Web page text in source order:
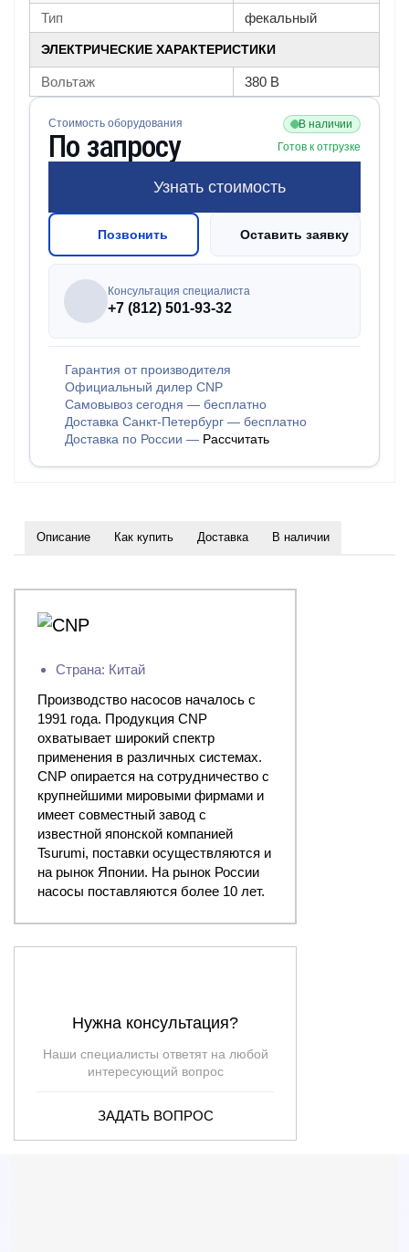
Тип
фекальный
ЭЛЕКТРИЧЕСКИЕ ХАРАКТЕРИСТИКИ
Вольтаж 380 В
Стоимость оборудования
По запросу
В наличии
Готов к отгрузке
Узнать стоимость
Позвонить Оставить заявку
Консультация специалиста
+7 (812) 501-93-32
Гарантия от производителя
Официальный дилер CNP
Самовывоз сегодня — бесплатно
Доставка Санкт-Петербург — бесплатно
Доставка по России — Рассчитать
Описание Как купить Доставка В наличии
Страна: Китай
Производство насосов началось с
1991 года. Продукция CNP
охватывает широкий спектр
применения в различных системах.
CNP опирается на сотрудничество с
крупнейшими мировыми фирмами и
имеет совместный завод с
известной японской компанией
Tsurumi, поставки осуществляются и
на рынок Японии. На рынок России
насосы поставляются более 10 лет.
Нужна консультация?
Наши специалисты ответят на любой
интересующий вопрос
ЗАДАТЬ ВОПРОС